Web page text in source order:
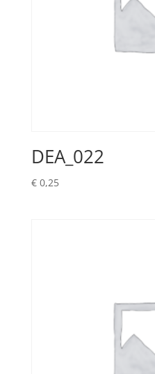
DEA_022
€0,25